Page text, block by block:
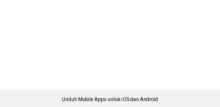
Unduh Mobile Apps untuk iOS dan Android